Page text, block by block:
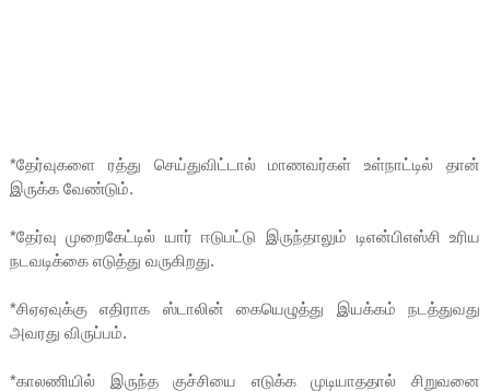
*தேர்வுகளை ரத்து செய்துவிட்டால் மாணவர்கள் உள்நாட்டில் தான்
இருக்க வேண்டும்.
*தேர்வு முறைகேட்டில் யார் ஈடுபட்டு இருந்தாலும் டிஎன்பிஎஸ்சி உரிய
நடவடிக்கை எடுத்து வருகிறது.
*சிஏஏவுக்கு எதிராக ஸ்டாலின் கையெழுத்து இயக்கம் நடத்துவது
அவரது விருப்பம்.
*காலணியில் இருந்த குச்சியை எடுக்க முடியாததால் சிறுவனை